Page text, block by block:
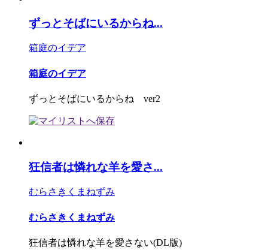
ずっとそばにいるからね...
箱庭のイデア
箱庭のイデア
ずっとそばにいるからね ver2
狂信者は憐れな羊を愛さ...
むらさきくまねずみ
むらさきくまねずみ
狂信者は憐れな羊を愛さない(DL版)